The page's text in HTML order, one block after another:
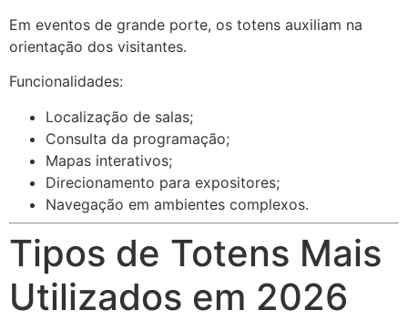
Em eventos de grande porte, os totens auxiliam na
orientação dos visitantes.
Funcionalidades:
Localização de salas;
Consulta da programação;
Mapas interativos;
Direcionamento para expositores;
Navegação em ambientes complexos.
Tipos de Totens Mais
Utilizados em 2026